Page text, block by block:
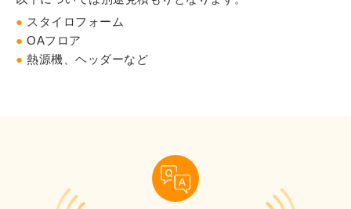
● スタイロフォーム
● OAフロア
● 熱源機、ヘッダーなど